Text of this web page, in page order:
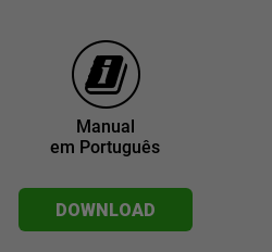
Manual
em Português
DOWNLOAD